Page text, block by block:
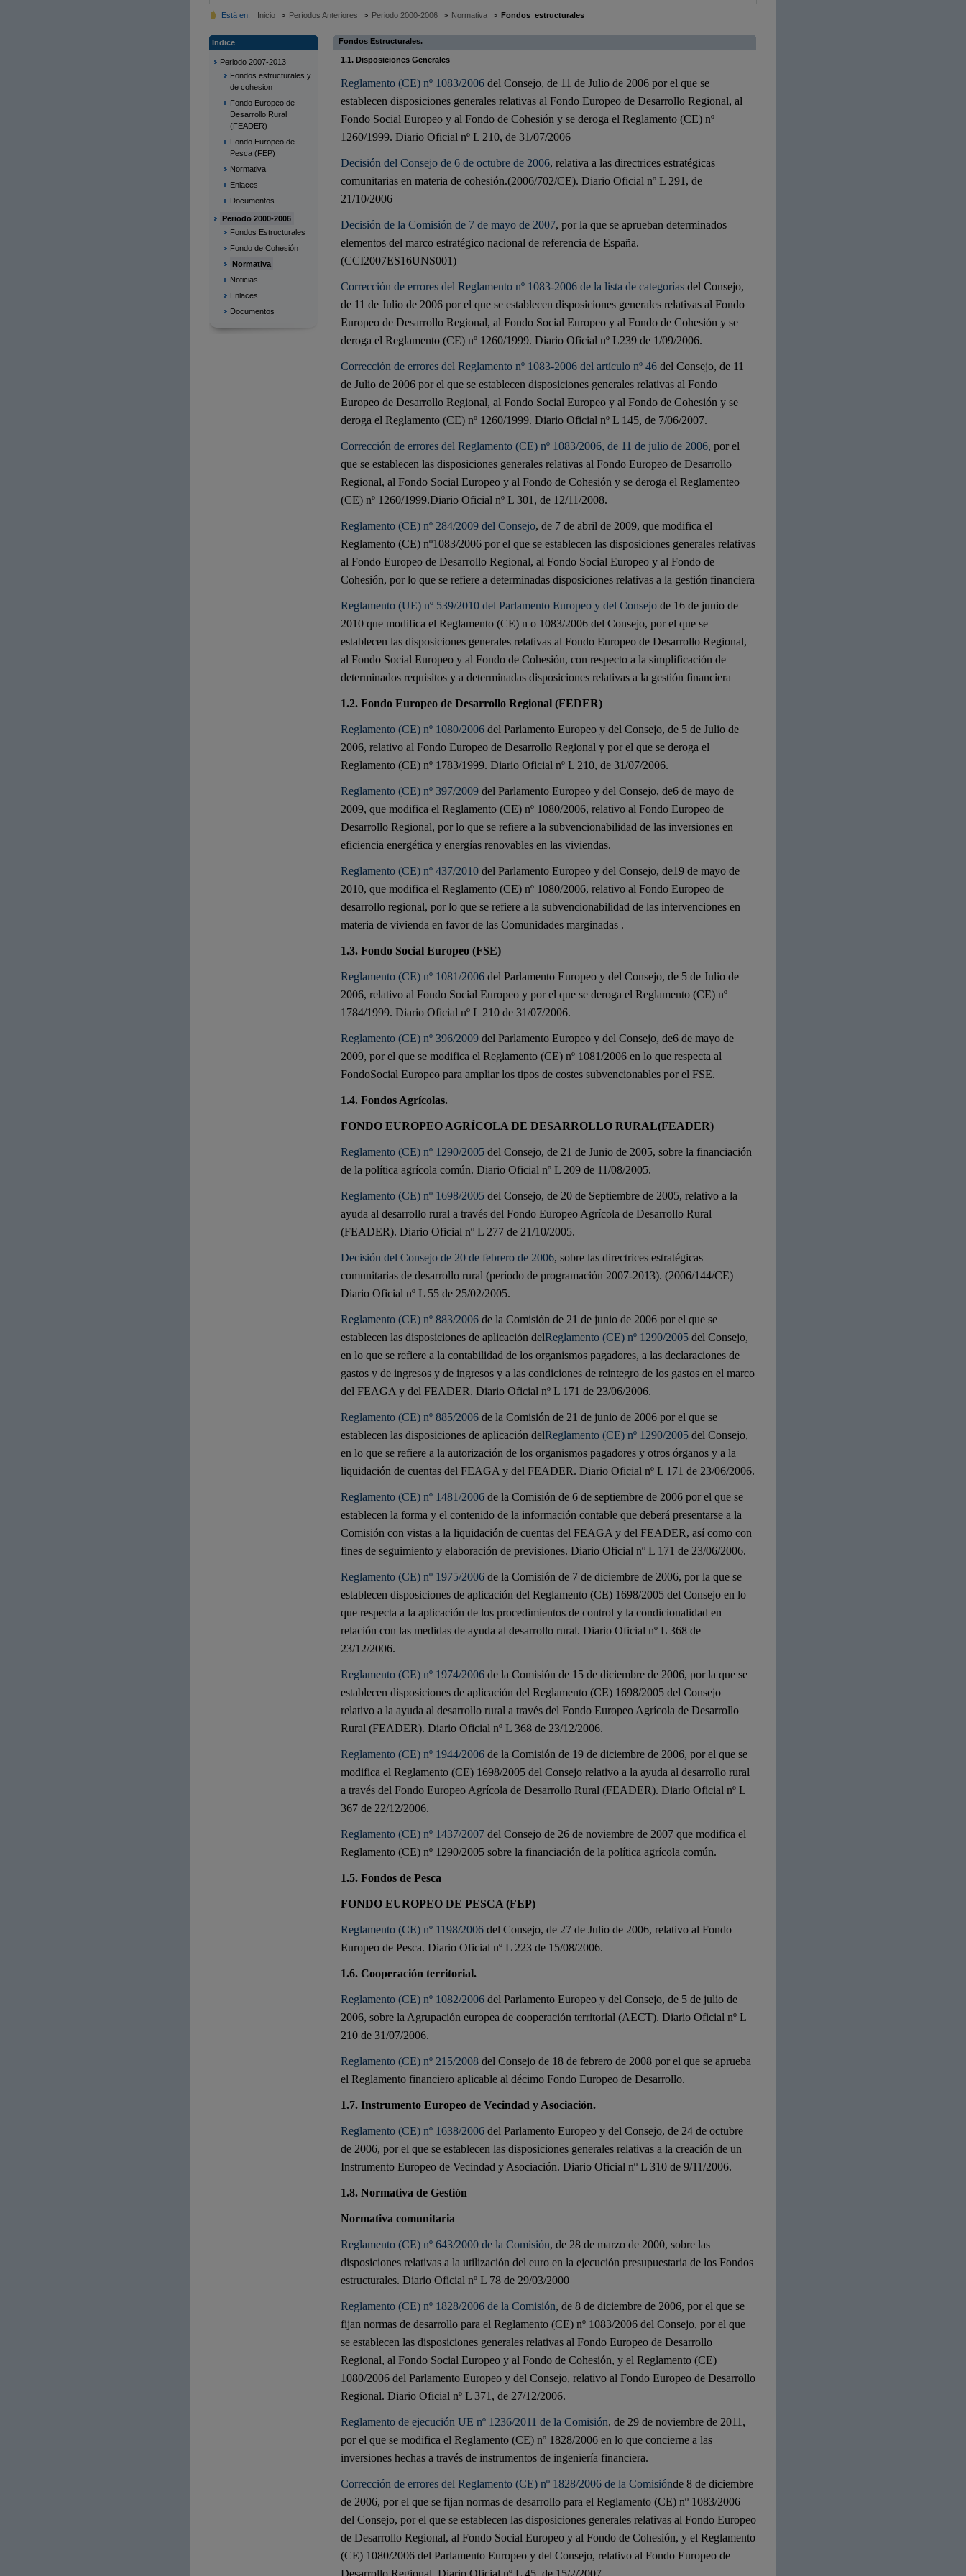
Está en: Inicio > Períodos Anteriores > Periodo 2000-2006 > Normativa > Fondos_estructurales
Indice
Periodo 2007-2013
Fondos estructurales y
de cohesion
Fondo Europeo de
Desarrollo Rural
(FEADER)
Fondo Europeo de
Pesca (FEP)
Normativa
Enlaces
Documentos
Periodo 2000-2006
Fondos Estructurales
Fondo de Cohesión
Normativa
Noticias
Enlaces
Documentos
Fondos Estructurales.
1.1. Disposiciones Generales
Reglamento (CE) nº 1083/2006 del Consejo, de 11 de Julio de 2006 por el que se
establecen disposiciones generales relativas al Fondo Europeo de Desarrollo Regional, al
Fondo Social Europeo y al Fondo de Cohesión y se deroga el Reglamento (CE) nº
1260/1999. Diario Oficial nº L 210, de 31/07/2006
Decisión del Consejo de 6 de octubre de 2006, relativa a las directrices estratégicas
comunitarias en materia de cohesión.(2006/702/CE). Diario Oficial nº L 291, de
21/10/2006
Decisión de la Comisión de 7 de mayo de 2007, por la que se aprueban determinados
elementos del marco estratégico nacional de referencia de España.
(CCI2007ES16UNS001)
Corrección de errores del Reglamento nº 1083-2006 de la lista de categorías del Consejo,
de 11 de Julio de 2006 por el que se establecen disposiciones generales relativas al Fondo
Europeo de Desarrollo Regional, al Fondo Social Europeo y al Fondo de Cohesión y se
deroga el Reglamento (CE) nº 1260/1999. Diario Oficial nº L239 de 1/09/2006.
Corrección de errores del Reglamento nº 1083-2006 del artículo nº 46 del Consejo, de 11
de Julio de 2006 por el que se establecen disposiciones generales relativas al Fondo
Europeo de Desarrollo Regional, al Fondo Social Europeo y al Fondo de Cohesión y se
deroga el Reglamento (CE) nº 1260/1999. Diario Oficial nº L 145, de 7/06/2007.
Corrección de errores del Reglamento (CE) nº 1083/2006, de 11 de julio de 2006, por el
que se establecen las disposiciones generales relativas al Fondo Europeo de Desarrollo
Regional, al Fondo Social Europeo y al Fondo de Cohesión y se deroga el Reglamenteo
(CE) nº 1260/1999.Diario Oficial nº L 301, de 12/11/2008.
Reglamento (CE) nº 284/2009 del Consejo, de 7 de abril de 2009, que modifica el
Reglamento (CE) nº1083/2006 por el que se establecen las disposiciones generales relativas
al Fondo Europeo de Desarrollo Regional, al Fondo Social Europeo y al Fondo de
Cohesión, por lo que se refiere a determinadas disposiciones relativas a la gestión financiera
Reglamento (UE) nº 539/2010 del Parlamento Europeo y del Consejo de 16 de junio de
2010 que modifica el Reglamento (CE) n o 1083/2006 del Consejo, por el que se
establecen las disposiciones generales relativas al Fondo Europeo de Desarrollo Regional,
al Fondo Social Europeo y al Fondo de Cohesión, con respecto a la simplificación de
determinados requisitos y a determinadas disposiciones relativas a la gestión financiera
1.2. Fondo Europeo de Desarrollo Regional (FEDER)
Reglamento (CE) nº 1080/2006 del Parlamento Europeo y del Consejo, de 5 de Julio de
2006, relativo al Fondo Europeo de Desarrollo Regional y por el que se deroga el
Reglamento (CE) nº 1783/1999. Diario Oficial nº L 210, de 31/07/2006.
Reglamento (CE) nº 397/2009 del Parlamento Europeo y del Consejo, de6 de mayo de
2009, que modifica el Reglamento (CE) nº 1080/2006, relativo al Fondo Europeo de
Desarrollo Regional, por lo que se refiere a la subvencionabilidad de las inversiones en
eficiencia energética y energías renovables en las viviendas.
Reglamento (CE) nº 437/2010 del Parlamento Europeo y del Consejo, de19 de mayo de
2010, que modifica el Reglamento (CE) nº 1080/2006, relativo al Fondo Europeo de
desarrollo regional, por lo que se refiere a la subvencionabilidad de las intervenciones en
materia de vivienda en favor de las Comunidades marginadas .
1.3. Fondo Social Europeo (FSE)
Reglamento (CE) nº 1081/2006 del Parlamento Europeo y del Consejo, de 5 de Julio de
2006, relativo al Fondo Social Europeo y por el que se deroga el Reglamento (CE) nº
1784/1999. Diario Oficial nº L 210 de 31/07/2006.
Reglamento (CE) nº 396/2009 del Parlamento Europeo y del Consejo, de6 de mayo de
2009, por el que se modifica el Reglamento (CE) nº 1081/2006 en lo que respecta al
FondoSocial Europeo para ampliar los tipos de costes subvencionables por el FSE.
1.4. Fondos Agrícolas.
FONDO EUROPEO AGRÍCOLA DE DESARROLLO RURAL(FEADER)
Reglamento (CE) nº 1290/2005 del Consejo, de 21 de Junio de 2005, sobre la financiación
de la política agrícola común. Diario Oficial nº L 209 de 11/08/2005.
Reglamento (CE) nº 1698/2005 del Consejo, de 20 de Septiembre de 2005, relativo a la
ayuda al desarrollo rural a través del Fondo Europeo Agrícola de Desarrollo Rural
(FEADER). Diario Oficial nº L 277 de 21/10/2005.
Decisión del Consejo de 20 de febrero de 2006, sobre las directrices estratégicas
comunitarias de desarrollo rural (período de programación 2007-2013). (2006/144/CE)
Diario Oficial nº L 55 de 25/02/2005.
Reglamento (CE) nº 883/2006 de la Comisión de 21 de junio de 2006 por el que se
establecen las disposiciones de aplicación delReglamento (CE) nº 1290/2005 del Consejo,
en lo que se refiere a la contabilidad de los organismos pagadores, a las declaraciones de
gastos y de ingresos y de ingresos y a las condiciones de reintegro de los gastos en el marco
del FEAGA y del FEADER. Diario Oficial nº L 171 de 23/06/2006.
Reglamento (CE) nº 885/2006 de la Comisión de 21 de junio de 2006 por el que se
establecen las disposiciones de aplicación delReglamento (CE) nº 1290/2005 del Consejo,
en lo que se refiere a la autorización de los organismos pagadores y otros órganos y a la
liquidación de cuentas del FEAGA y del FEADER. Diario Oficial nº L 171 de 23/06/2006.
Reglamento (CE) nº 1481/2006 de la Comisión de 6 de septiembre de 2006 por el que se
establecen la forma y el contenido de la información contable que deberá presentarse a la
Comisión con vistas a la liquidación de cuentas del FEAGA y del FEADER, así como con
fines de seguimiento y elaboración de previsiones. Diario Oficial nº L 171 de 23/06/2006.
Reglamento (CE) nº 1975/2006 de la Comisión de 7 de diciembre de 2006, por la que se
establecen disposiciones de aplicación del Reglamento (CE) 1698/2005 del Consejo en lo
que respecta a la aplicación de los procedimientos de control y la condicionalidad en
relación con las medidas de ayuda al desarrollo rural. Diario Oficial nº L 368 de
23/12/2006.
Reglamento (CE) nº 1974/2006 de la Comisión de 15 de diciembre de 2006, por la que se
establecen disposiciones de aplicación del Reglamento (CE) 1698/2005 del Consejo
relativo a la ayuda al desarrollo rural a través del Fondo Europeo Agrícola de Desarrollo
Rural (FEADER). Diario Oficial nº L 368 de 23/12/2006.
Reglamento (CE) nº 1944/2006 de la Comisión de 19 de diciembre de 2006, por el que se
modifica el Reglamento (CE) 1698/2005 del Consejo relativo a la ayuda al desarrollo rural
a través del Fondo Europeo Agrícola de Desarrollo Rural (FEADER). Diario Oficial nº L
367 de 22/12/2006.
Reglamento (CE) nº 1437/2007 del Consejo de 26 de noviembre de 2007 que modifica el
Reglamento (CE) nº 1290/2005 sobre la financiación de la política agrícola común.
1.5. Fondos de Pesca
FONDO EUROPEO DE PESCA (FEP)
Reglamento (CE) nº 1198/2006 del Consejo, de 27 de Julio de 2006, relativo al Fondo
Europeo de Pesca. Diario Oficial nº L 223 de 15/08/2006.
1.6. Cooperación territorial.
Reglamento (CE) nº 1082/2006 del Parlamento Europeo y del Consejo, de 5 de julio de
2006, sobre la Agrupación europea de cooperación territorial (AECT). Diario Oficial nº L
210 de 31/07/2006.
Reglamento (CE) nº 215/2008 del Consejo de 18 de febrero de 2008 por el que se aprueba
el Reglamento financiero aplicable al décimo Fondo Europeo de Desarrollo.
1.7. Instrumento Europeo de Vecindad y Asociación.
Reglamento (CE) nº 1638/2006 del Parlamento Europeo y del Consejo, de 24 de octubre
de 2006, por el que se establecen las disposiciones generales relativas a la creación de un
Instrumento Europeo de Vecindad y Asociación. Diario Oficial nº L 310 de 9/11/2006.
1.8. Normativa de Gestión
Normativa comunitaria
Reglamento (CE) nº 643/2000 de la Comisión, de 28 de marzo de 2000, sobre las
disposiciones relativas a la utilización del euro en la ejecución presupuestaria de los Fondos
estructurales. Diario Oficial nº L 78 de 29/03/2000
Reglamento (CE) nº 1828/2006 de la Comisión, de 8 de diciembre de 2006, por el que se
fijan normas de desarrollo para el Reglamento (CE) nº 1083/2006 del Consejo, por el que
se establecen las disposiciones generales relativas al Fondo Europeo de Desarrollo
Regional, al Fondo Social Europeo y al Fondo de Cohesión, y el Reglamento (CE)
1080/2006 del Parlamento Europeo y del Consejo, relativo al Fondo Europeo de Desarrollo
Regional. Diario Oficial nº L 371, de 27/12/2006.
Reglamento de ejecución UE nº 1236/2011 de la Comisión, de 29 de noviembre de 2011,
por el que se modifica el Reglamento (CE) nº 1828/2006 en lo que concierne a las
inversiones hechas a través de instrumentos de ingeniería financiera.
Corrección de errores del Reglamento (CE) nº 1828/2006 de la Comisiónde 8 de diciembre
de 2006, por el que se fijan normas de desarrollo para el Reglamento (CE) nº 1083/2006
del Consejo, por el que se establecen las disposiciones generales relativas al Fondo Europeo
de Desarrollo Regional, al Fondo Social Europeo y al Fondo de Cohesión, y el Reglamento
(CE) 1080/2006 del Parlamento Europeo y del Consejo, relativo al Fondo Europeo de
Desarrollo Regional. Diario Oficial nº L 45, de 15/2/2007.